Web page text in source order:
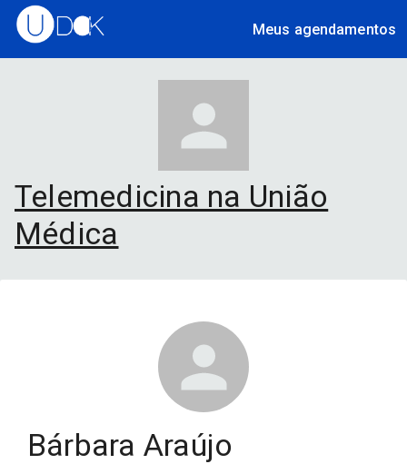
Meus agendamentos
Telemedicina na União
Médica
Bárbara Araújo